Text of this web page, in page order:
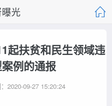
光
起扶贫和民生领域违
例的通报
2020-09-27 15:20:24